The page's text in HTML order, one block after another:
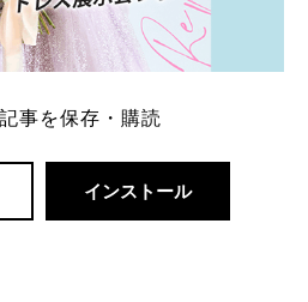
事を保存・購読
インストール